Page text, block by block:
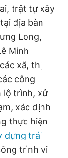
trật tự xây
địa bàn
Long,
Minh
xã, thị
công
lộ trình, xử
xác định
thực hiện
dựng trái
trình vi